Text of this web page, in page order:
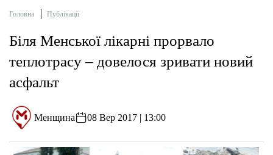
Головна Публікації
Біля Менської лікарні прорвало
теплотрасу – довелося зривати новий
асфальт
Менщина 08 Вер 2017 | 13:00